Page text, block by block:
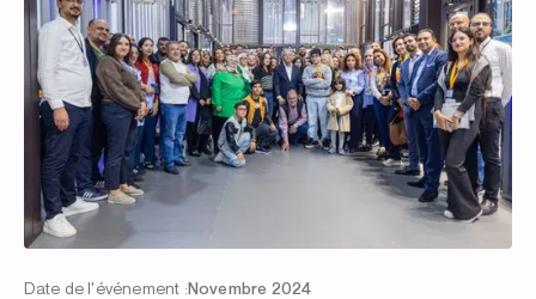
Date de l'événement :Novembre 2024